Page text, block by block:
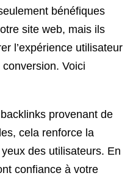
bénéfiques
site web, mais ils
l’expérience utilisateur
Voici
provenant de
cela renforce la
des utilisateurs. En
confiance à votre